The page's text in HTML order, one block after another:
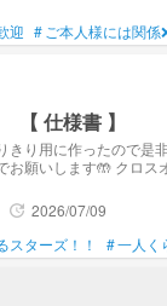
迎 # ご本人様には関係
仕様書 】
り用に作ったので是非
お願いします🤲 クロス
すんごい再現度低いで
ｯｯｯｯ
update 2026/07/09
スターズ！！ #一人く